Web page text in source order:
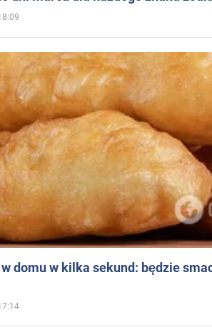
domu w kilka sekund: będzie